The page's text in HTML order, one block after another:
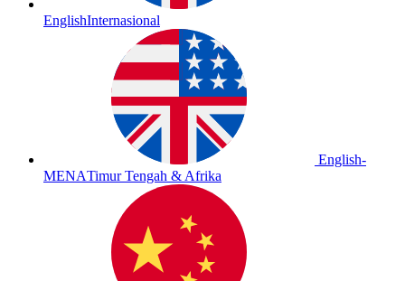
EnglishInternasional
English-
MENATimur Tengah & Afrika